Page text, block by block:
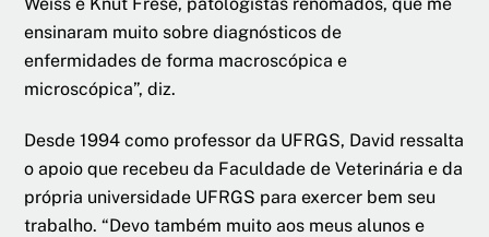
ensinaram muito sobre diagnósticos de
enfermidades de forma macroscópica e
microscópica”, diz.
Desde 1994 como professor da UFRGS, David ressalta
o apoio que recebeu da Faculdade de Veterinária e da
própria universidade UFRGS para exercer bem seu
trabalho. “Devo também muito aos meus alunos e